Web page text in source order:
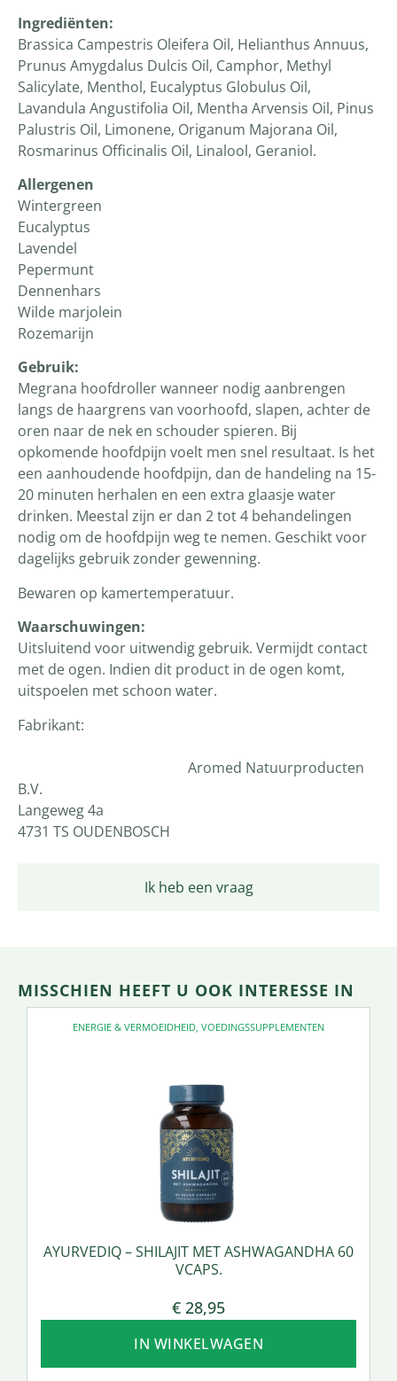
Ik heb een vraag
Ingrediënten:
Brassica Campestris Oleifera Oil, Helianthus Annuus,
Prunus Amygdalus Dulcis Oil, Camphor, Methyl
Salicylate, Menthol, Eucalyptus Globulus Oil,
Lavandula Angustifolia Oil, Mentha Arvensis Oil, Pinus
Palustris Oil, Limonene, Origanum Majorana Oil,
Rosmarinus Officinalis Oil, Linalool, Geraniol.
Allergenen
Wintergreen
Eucalyptus
Lavendel
Pepermunt
Dennenhars
Wilde marjolein
Rozemarijn
Gebruik:
Megrana hoofdroller wanneer nodig aanbrengen
langs de haargrens van voorhoofd, slapen, achter de
oren naar de nek en schouder spieren. Bij
opkomende hoofdpijn voelt men snel resultaat. Is het
een aanhoudende hoofdpijn, dan de handeling na 15-
20 minuten herhalen en een extra glaasje water
drinken. Meestal zijn er dan 2 tot 4 behandelingen
nodig om de hoofdpijn weg te nemen. Geschikt voor
dagelijks gebruik zonder gewenning.
Bewaren op kamertemperatuur.
Waarschuwingen:
Uitsluitend voor uitwendig gebruik. Vermijdt contact
met de ogen. Indien dit product in de ogen komt,
uitspoelen met schoon water.
Fabrikant:
Aromed Natuurproducten
B.V.
Langeweg 4a
4731 TS OUDENBOSCH
MISSCHIEN HEEFT U OOK INTERESSE IN
ENERGIE & VERMOEIDHEID, VOEDINGSSUPPLEMENTEN
AYURVEDIQ – SHILAJIT MET ASHWAGANDHA 60
VCAPS.
€ 28,95
IN WINKELWAGEN